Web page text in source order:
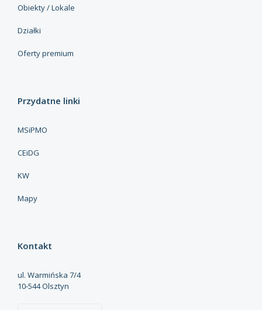
Obiekty / Lokale
Działki
Oferty premium
Przydatne linki
MSiPMO
CEiDG
KW
Mapy
Kontakt
ul. Warmińska 7/4
10-544 Olsztyn